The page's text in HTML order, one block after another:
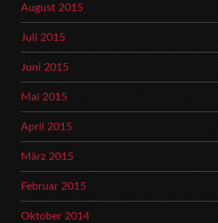
August 2015
Juli 2015
Juni 2015
Mai 2015
April 2015
März 2015
Februar 2015
Oktober 2014